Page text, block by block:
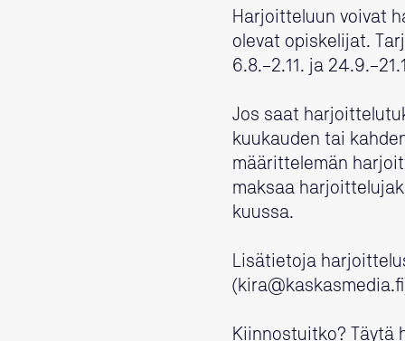
Harjoitteluun voivat
olevat opiskelijat.
6.8.–2.11. ja
Jos saat
kuukauden tai
määrittelemän
maksaa
kuussa.
Lisätietoja
Kiinnostuitko? Täytä